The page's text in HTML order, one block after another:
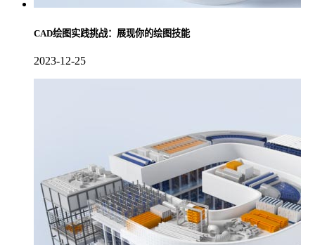
CAD绘图实践挑战：展现你的绘图技能
2023-12-25